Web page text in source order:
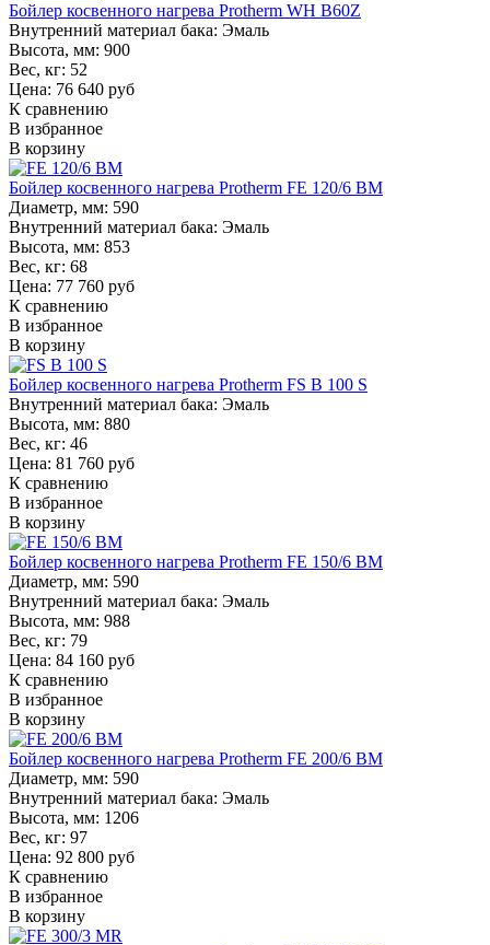
Бойлер косвенного нагрева Protherm WH B60Z
Внутренний материал бака: Эмаль
Высота, мм: 900
Вес, кг: 52
Цена: 76 640 руб
К сравнению
В избранное
В корзину
Бойлер косвенного нагрева Protherm FE 120/6 BM
Диаметр, мм: 590
Внутренний материал бака: Эмаль
Высота, мм: 853
Вес, кг: 68
Цена: 77 760 руб
К сравнению
В избранное
В корзину
Бойлер косвенного нагрева Protherm FS B 100 S
Внутренний материал бака: Эмаль
Высота, мм: 880
Вес, кг: 46
Цена: 81 760 руб
К сравнению
В избранное
В корзину
Бойлер косвенного нагрева Protherm FE 150/6 BM
Диаметр, мм: 590
Внутренний материал бака: Эмаль
Высота, мм: 988
Вес, кг: 79
Цена: 84 160 руб
К сравнению
В избранное
В корзину
Бойлер косвенного нагрева Protherm FE 200/6 BM
Диаметр, мм: 590
Внутренний материал бака: Эмаль
Высота, мм: 1206
Вес, кг: 97
Цена: 92 800 руб
К сравнению
В избранное
В корзину